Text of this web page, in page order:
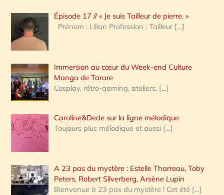
c
h
e
:
Épisode 17 // « Je suis Tailleur de pierre. »
Prénom : Lilian Profession : Tailleur […]
Immersion au cœur du Week-end Culture
Manga de Tarare
Cosplay, rétro-gaming, ateliers, […]
Caroline&Dede sur la ligne mélodique
Toujours plus mélodique et aussi […]
A 23 pas du mystère : Estelle Tharreau, Toby
Peters, Robert Silverberg, Arsène Lupin
Bienvenue à 23 pas du mystère ! Cet été […]